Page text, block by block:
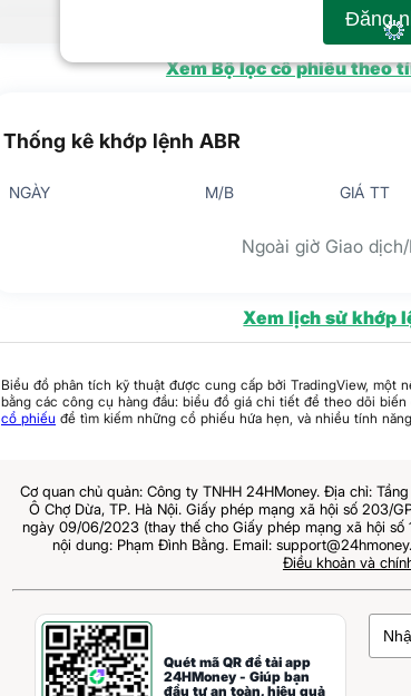
Đăng
Xem Bộ lọc cổ phiếu theo
Thống kê khớp lệnh ABR
NGÀY M/B GIÁ TT
Ngoài giờ Giao
Xem lịch sử khớp
Biểu đồ phân tích kỹ thuật được cung cấp bởi TradingView, một
bằng các công cụ hàng đầu: biểu đồ giá chi tiết để theo dõi biến
cổ phiếu để tìm kiếm những cổ phiếu hứa hẹn, và nhiều tính
Cơ quan chủ quản: Công ty TNHH 24HMoney. Địa chỉ:
Ô Chợ Dừa, TP. Hà Nội. Giấy phép mạng xã hội số 203/
ngày 09/06/2023 (thay thế cho Giấy phép mạng xã hội
nội dung: Phạm Đình Bằng. Email:
Điều khoản và
Quét mã QR để tải app
24HMoney - Giúp bạn
đầu tư an toàn, hiệu quả